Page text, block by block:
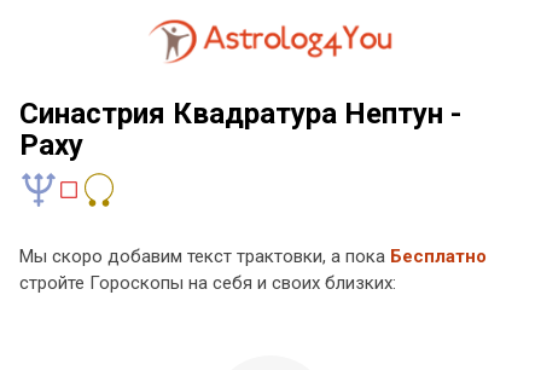
Синастрия Квадратура Нептун -
Раху
Мы скоро добавим текст трактовки, а пока Бесплатно
стройте Гороскопы на себя и своих близких: